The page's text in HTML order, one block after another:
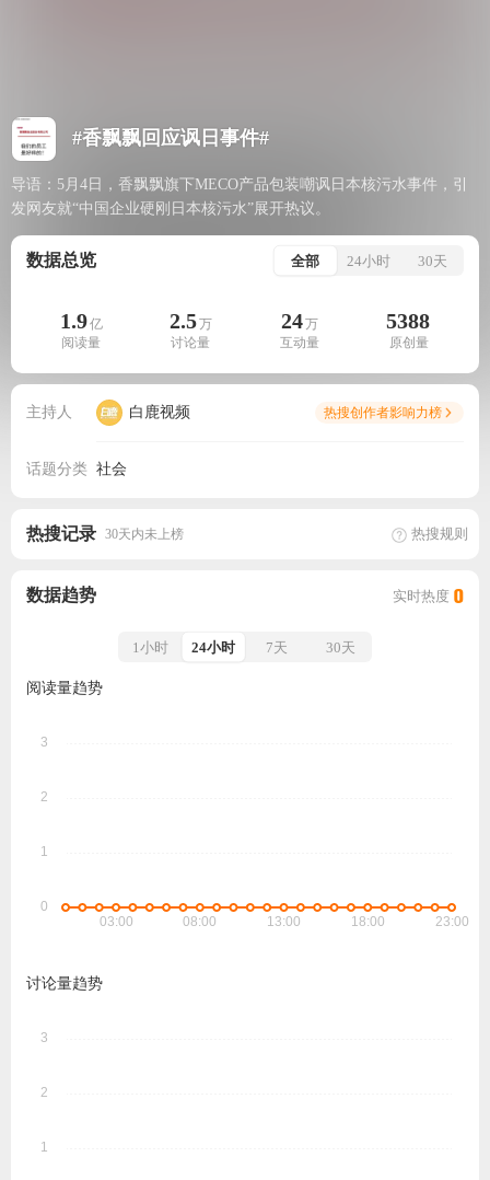
#香飘飘回应讽日事件#
导语：5月4日，香飘飘旗下MECO产品包装嘲讽日本核污水事件，引
发网友就“中国企业硬刚日本核污水”展开热议。
数据总览 全部 24小时 30天
1.9亿
阅读量
2.5万
讨论量
24万
互动量
5388
原创量
主持人 白鹿视频 热搜创作者影响力榜
话题分类 社会
热搜记录 30天内未上榜 热搜规则
数据趋势 实时热度 0
1小时 24小时 7天 30天
阅读量趋势
讨论量趋势